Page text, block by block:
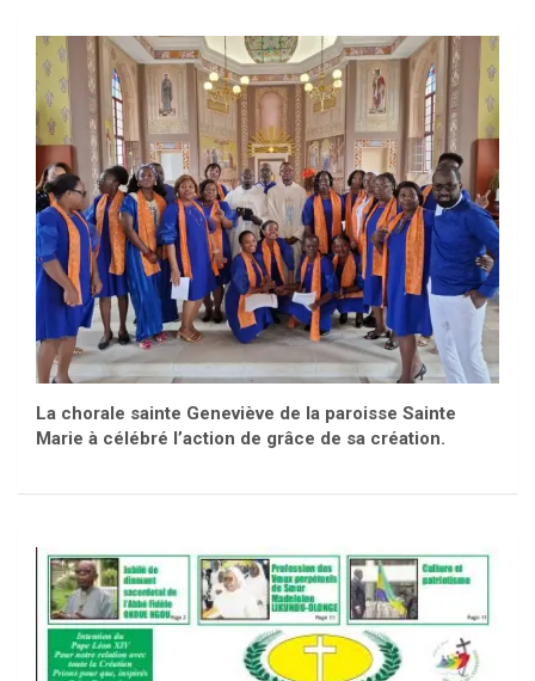
La chorale sainte Geneviève de la paroisse Sainte
Marie à célébré l’action de grâce de sa création.